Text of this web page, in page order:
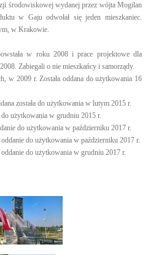
środowiskowej wydanej przez wójta Mogilan
w Gaju odwołał się jeden mieszkaniec.
w Krakowie.
w roku 2008 i prace projektowe dla
Zabiegali o nie mieszkańcy i samorządy.
w 2009 r. Została oddana do użytkowania 16
została do użytkowania w lutym 2015 r.
użytkowania w grudniu 2015 r.
do użytkowania w październiku 2017 r.
do użytkowania w październiku 2017 r.
do użytkowania w grudniu 2017 r.